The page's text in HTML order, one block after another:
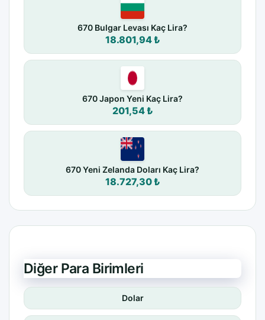
670 Bulgar Levası Kaç Lira?
18.801,94 ₺
670 Japon Yeni Kaç Lira?
201,54 ₺
670 Yeni Zelanda Doları Kaç Lira?
18.727,30 ₺
Diğer Para Birimleri
Dolar